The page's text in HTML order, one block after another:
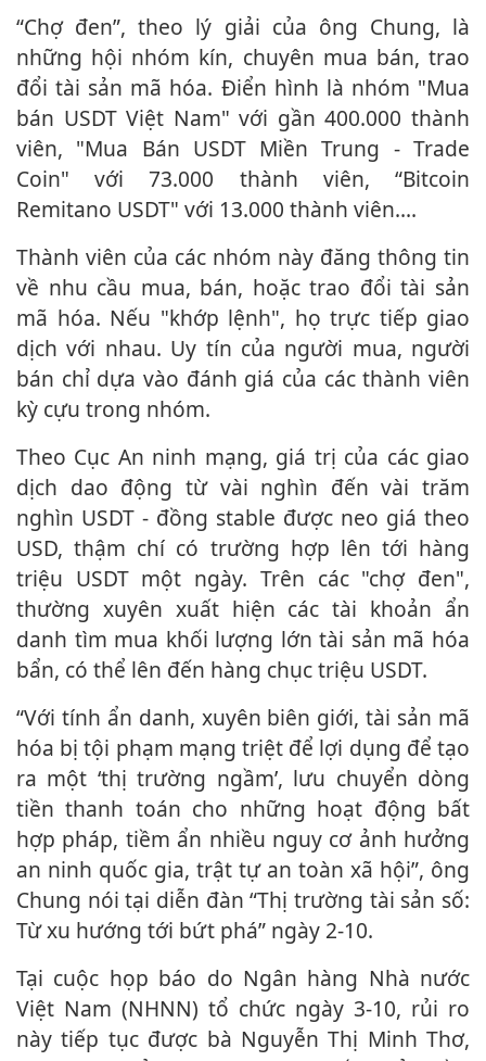
“Chợ đen”, theo lý giải của ông Chung, là
những hội nhóm kín, chuyên mua bán, trao
đổi tài sản mã hóa. Điển hình là nhóm "Mua
bán USDT Việt Nam" với gần 400.000 thành
viên, "Mua Bán USDT Miền Trung - Trade
Coin" với 73.000 thành viên, “Bitcoin
Remitano USDT" với 13.000 thành viên....
Thành viên của các nhóm này đăng thông tin
về nhu cầu mua, bán, hoặc trao đổi tài sản
mã hóa. Nếu "khớp lệnh", họ trực tiếp giao
dịch với nhau. Uy tín của người mua, người
bán chỉ dựa vào đánh giá của các thành viên
kỳ cựu trong nhóm.
Theo Cục An ninh mạng, giá trị của các giao
dịch dao động từ vài nghìn đến vài trăm
nghìn USDT - đồng stable được neo giá theo
USD, thậm chí có trường hợp lên tới hàng
triệu USDT một ngày. Trên các "chợ đen",
thường xuyên xuất hiện các tài khoản ẩn
danh tìm mua khối lượng lớn tài sản mã hóa
bẩn, có thể lên đến hàng chục triệu USDT.
“Với tính ẩn danh, xuyên biên giới, tài sản mã
hóa bị tội phạm mạng triệt để lợi dụng để tạo
ra một ‘thị trường ngầm’, lưu chuyển dòng
tiền thanh toán cho những hoạt động bất
hợp pháp, tiềm ẩn nhiều nguy cơ ảnh hưởng
an ninh quốc gia, trật tự an toàn xã hội”, ông
Chung nói tại diễn đàn “Thị trường tài sản số:
Từ xu hướng tới bứt phá” ngày 2-10.
Tại cuộc họp báo do Ngân hàng Nhà nước
Việt Nam (NHNN) tổ chức ngày 3-10, rủi ro
này tiếp tục được bà Nguyễn Thị Minh Thơ,